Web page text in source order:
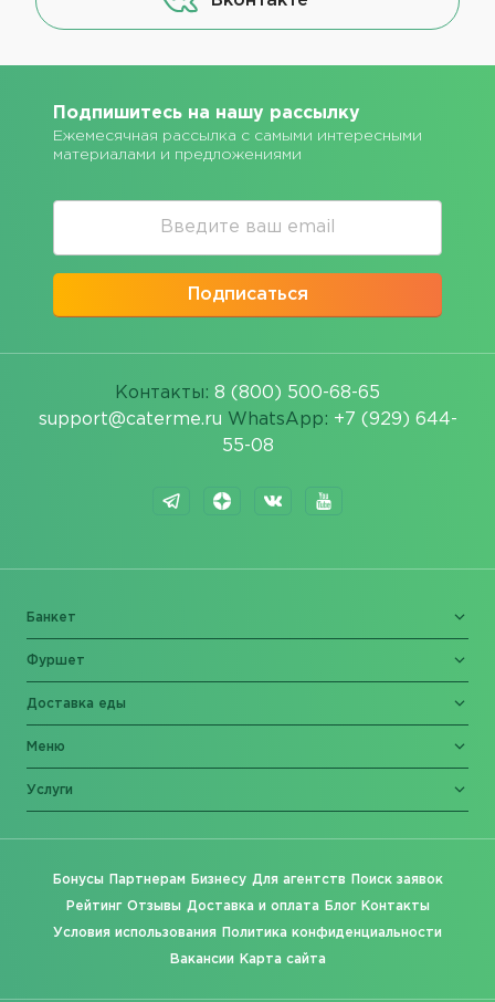
Подпишитесь на нашу рассылку
Ежемесячная рассылка с самыми интересными
материалами и предложениями
Подписаться
Контакты: 8 (800) 500-68-65
support@caterme.ru WhatsApp: +7 (929) 644-
55-08
Банкет
Фуршет
Доставка еды
Меню
Услуги
Бонусы Партнерам Бизнесу Для агентств Поиск заявок
Рейтинг Отзывы Доставка и оплата Блог Контакты
Условия использования Политика конфиденциальности
Вакансии Карта сайта